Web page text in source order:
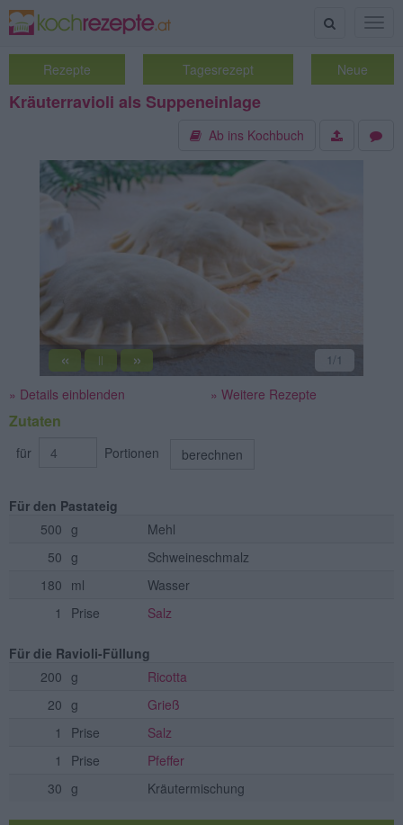
Suche
Rezepte Tagesrezept Neue
Kräuterravioli als Suppeneinlage
Ab ins Kochbuch
« || » 1/1
» Details einblenden » Weitere Rezepte
Zutaten
für Portionen berechnen
Für den Pastateig
500 g
Mehl
50 g
Schweineschmalz
180 ml
Wasser
1
Prise Salz
Für die Ravioli-Füllung
200 g
Ricotta
20 g
Grieß
1
Prise
Salz
1
Prise
Pfeffer
30 g Kräutermischung